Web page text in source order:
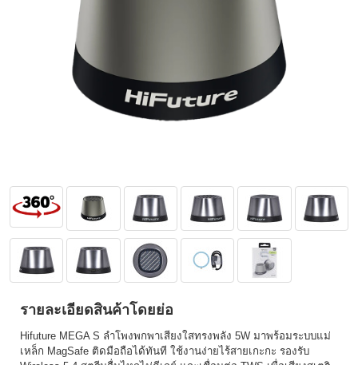
รายละเอียดสินค้าโดยย่อ
Hifuture MEGA S ลำโพงพกพาเสียงใสทรงพลัง 5W มาพร้อมระบบแม่
เหล็ก MagSafe ติดมือถือได้ทันที ใช้งานง่ายไร้สายเกะกะ รองรับ